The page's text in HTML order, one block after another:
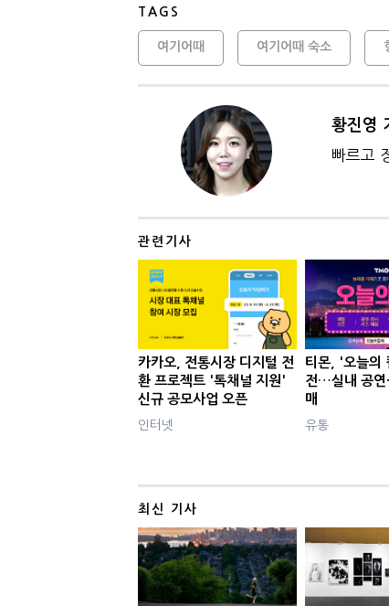
TAGS
여기어때 여기어때 숙소
황진영
빠르고
관련기사
카카오, 전통시장 디지털 전
환 프로젝트 '톡채널 지원'
신규 공모사업 오픈
인터넷
티몬, '오늘의
전…실내 공연
매
유통
최신 기사